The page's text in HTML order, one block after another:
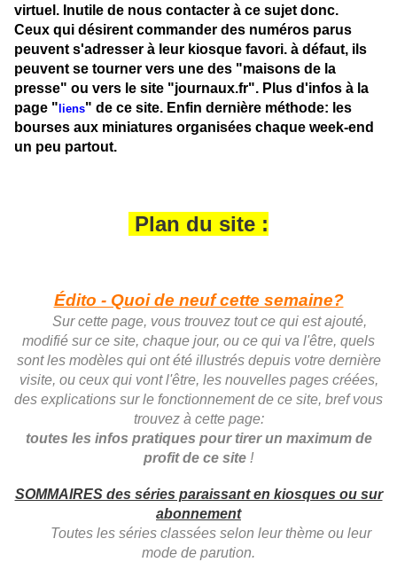
virtuel. Inutile de nous contacter à ce sujet donc.
Ceux qui désirent commander des numéros parus
peuvent s'adresser à leur kiosque favori. à défaut, ils
peuvent se tourner vers une des "maisons de la
presse" ou vers le site "journaux.fr". Plus d'infos à la
page " liens" de ce site. Enfin dernière méthode: les
bourses aux miniatures organisées chaque week-end
un peu partout.
Plan du site :
Édito - Quoi de neuf cette semaine?
Sur cette page, vous trouvez tout ce qui est ajouté,
modifié sur ce site, chaque jour, ou ce qui va l'être, quels
sont les modèles qui ont été illustrés depuis votre dernière
visite, ou ceux qui vont l'être, les nouvelles pages créées,
des explications sur le fonctionnement de ce site, bref vous
trouvez à cette page:
toutes les infos pratiques pour tirer un maximum de
profit de ce site !
SOMMAIRES des séries paraissant en kiosques ou sur
abonnement
Toutes les séries classées selon leur thème ou leur
mode de parution.